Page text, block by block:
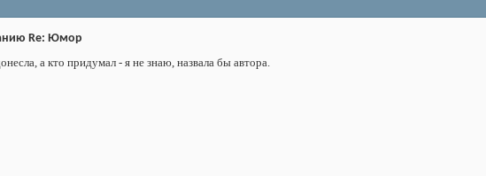
Re: Юмор
а кто придумал - я не знаю, назвала бы автора.